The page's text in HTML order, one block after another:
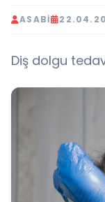
ASABI
Diş dolgu